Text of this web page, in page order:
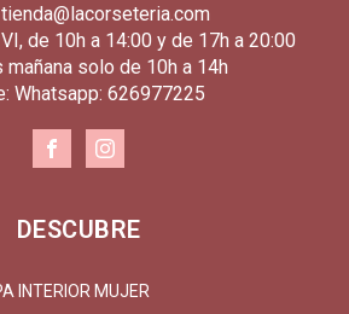
de 10h a 14:00 y de 17h a 20:00
mañana solo de 10h a 14h
Whatsapp: 626977225
DESCUBRE
INTERIOR MUJER